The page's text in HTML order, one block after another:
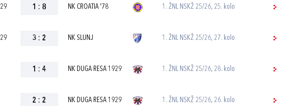
1 : 8 NK CROATIA '78 1. ŽNL NSKŽ 25/26, 25. kolo
3 : 2 NK SLUNJ 1. ŽNL NSKŽ 25/26, 27. kolo
1 : 4 NK DUGA RESA 1929 1. ŽNL NSKŽ 25/26, 28. kolo
2 : 2 NK DUGA RESA 1929 1. ŽNL NSKŽ 25/26, 26. kolo